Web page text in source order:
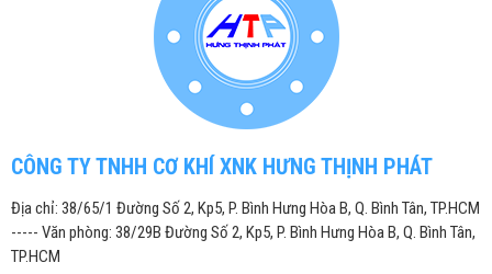
CÔNG TY TNHH CƠ KHÍ XNK HƯNG THỊNH PHÁT
Địa chỉ: 38/65/1 Đường Số 2, Kp5, P. Bình Hưng Hòa B, Q. Bình Tân, TP.HCM
----- Văn phòng: 38/29B Đường Số 2, Kp5, P. Bình Hưng Hòa B, Q. Bình Tân,
TP.HCM